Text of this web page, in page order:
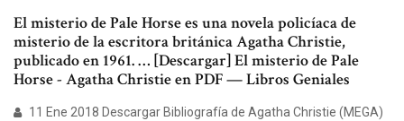
El misterio de Pale Horse es una novela policíaca de
misterio de la escritora británica Agatha Christie,
publicado en 1961. … [Descargar] El misterio de Pale
Horse - Agatha Christie en PDF — Libros Geniales
11 Ene 2018 Descargar Bibliografía de Agatha Christie (MEGA)